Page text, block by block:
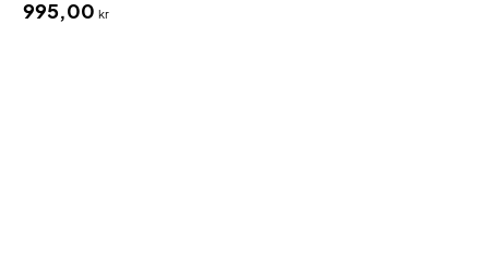
995,00 kr